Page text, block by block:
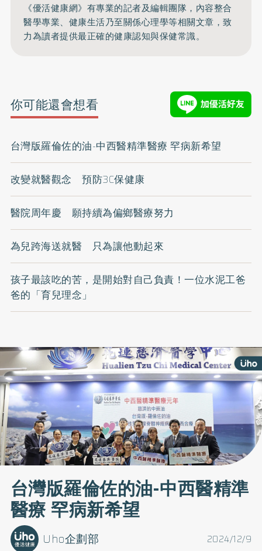
《優活健康網》有專業的記者及編輯團隊，內容整合
醫學專業、健康生活乃至關係心理學等相關文章，致
力為讀者提供最正確的健康認知與保健常識。
你可能還會想看
台灣版羅倫佐的油-中西醫精準醫療 罕病新希望
改變就醫觀念 預防3C保健康
醫院周年慶 願持續為偏鄉醫療努力
為兒跨海送就醫 只為讓他動起來
孩子最該吃的苦，是開始對自己負責！一位水泥工爸
爸的「育兒理念」
台灣版羅倫佐的油-中西醫精準
醫療 罕病新希望
2024/12/9
Uho企劃部